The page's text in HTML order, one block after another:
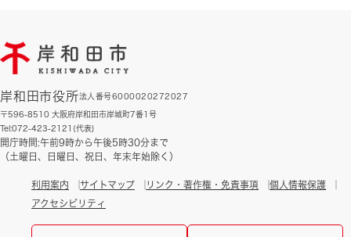
岸和田市役所法人番号6000020272027
〒596-8510 大阪府岸和田市岸城町7番1号
Tel:072-423-2121(代表)
開庁時間:午前9時から午後5時30分まで
（土曜日、日曜日、祝日、年末年始除く）
利用案内 サイトマップ リンク・著作権・免責事項
個人情報保護
アクセシビリティ